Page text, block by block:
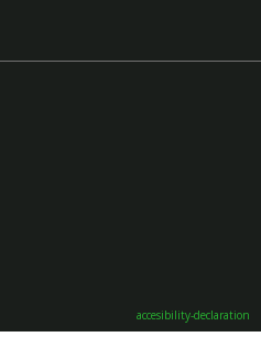
accesibility-declaration